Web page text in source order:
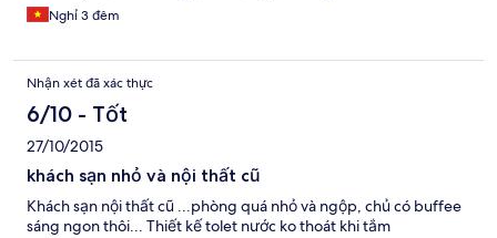
Nghỉ 3 đêm
Nhận xét đã xác thực
6/10 - Tốt
27/10/2015
khách sạn nhỏ và nội thất cũ
Khách sạn nội thất cũ ...phòng quá nhỏ và ngộp, chủ có buffee
sáng ngon thôi... Thiết kế tolet nước ko thoát khi tắm